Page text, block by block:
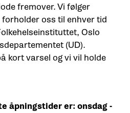
fremover. Vi følger
oss til enhver tid
Oslo
(UD).
kort varsel og vi vil holde
åpningstider er: onsdag -